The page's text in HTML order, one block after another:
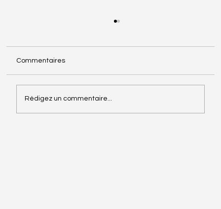
Manager avec les émotions.
Commentaires
Rédigez un commentaire...